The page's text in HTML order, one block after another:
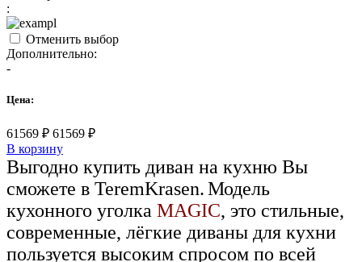
:
Отменить выбор
Дополнительно:
-
Цена:
61569 ₽ 61569 ₽
В корзину
Выгодно купить диван на кухню Вы
сможете в TeremKrasen.Модель
кухонного уголка MAGIC, это стильные,
современные, лёгкие диваны для кухни
пользуется высоким спросом по всей